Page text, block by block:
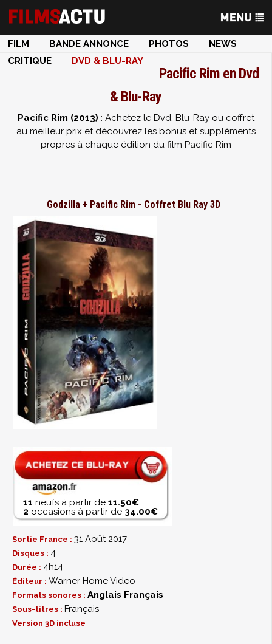
FILM BANDE ANNONCE PHOTOS
NEWS
CRITIQUE
DVD & BLU-RAY
Pacific Rim en Dvd
& Blu-Ray
Pacific Rim (2013) : Achetez le Dvd, Blu-Ray ou coffret
au meilleur prix et découvrez les bonus et suppléments
propres à chaque édition du film Pacific Rim
Godzilla + Pacific Rim - Coffret Blu Ray 3D
11 neufs à partir de 11.50€
2 occasions à partir de 34.00€
Sortie France : 31 Août 2017
Disques : 4
Durée : 4h14
Éditeur : Warner Home Video
Formats sonores : Anglais Français
Sous-titres : Français
Version 3D incluse